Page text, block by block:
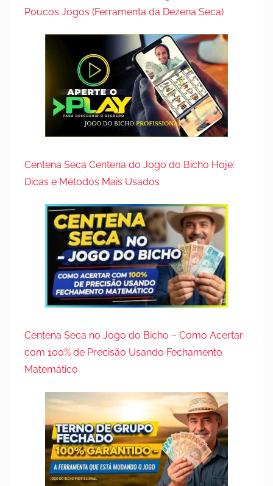
Poucos Jogos (Ferramenta da Dezena Seca)
Centena Seca Centena do Jogo do Bicho Hoje:
Dicas e Métodos Mais Usados
Centena Seca no Jogo do Bicho – Como Acertar
com 100% de Precisão Usando Fechamento
Matemático